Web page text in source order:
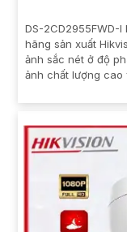
DS-2CD2955FWD-
hãng sản xuất
ảnh sắc nét ở độ
ảnh chất lượng cao